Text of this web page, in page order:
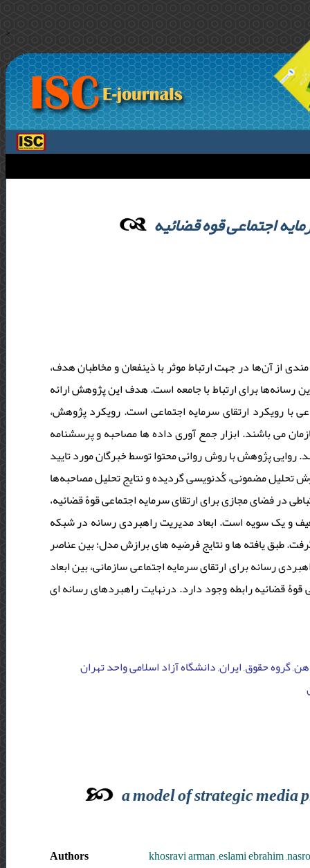
>
اجتماعی قوه قضائیه
از آن‌ها در جهت ارتباط موثر با ذینفعان و مخاطبان هدف،
رسانه‌ها برای ارتباط با جامعه است. هدف این پژوهش ارائه
با رویکرد ارتقای سرمایه اجتماعی است. رویکرد پژوهش،
از بخش‌های مرتبط سازمان می باشند. ابزار جمع آوری داده ها مصاحبه و پرسشنامه
پژوهش با روش روائی محتوا توسط خبرگان مورد تایید
تحلیل مضمونی، کُدنویسی گردیده و نتایج تحلیل مصاحبه‌ها
در فضای مجازی برای ارتقای سرمایه اجتماعی قوۀ قضائیه،
و یک سویه است. ابعاد مدیریت راهبردی رسانه در شبکه
طبق یافته ها و نتایج فرضیه های برازش مدل؛ بین عناصر
رسانه برای ارتقای سرمایه اجتماعی سازمانی، بین ابعاد
قضائیه رابطه وجود دارد. درنهایت راهبردهای رسانه‌ ای
گروه حقوق, ایران, دانشگاه آزاد اسلامی واحد تهران
a model of strategic
Authors
khosravi arman ,eslami ebrahim